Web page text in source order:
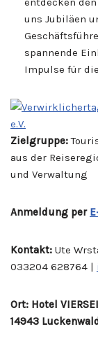
uns Jubiläen
spannende
Impulse für
Zielgruppe:
aus der
und Verwaltung
Anmeldung per
Kontakt: Ute
033204 628764 |
Ort: Hotel
14943